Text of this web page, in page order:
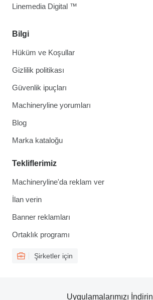
Bilgi
Hüküm ve Koşullar
Gizlilik politikası
Güvenlik ipuçları
Machineryline yorumları
Blog
Marka kataloğu
Tekliflerimiz
Machineryline'da reklam ver
İlan verin
Banner reklamları
Ortaklık programı
Şirketler için
Linemedia Digital ™
Uygulamalarımızı İndirin